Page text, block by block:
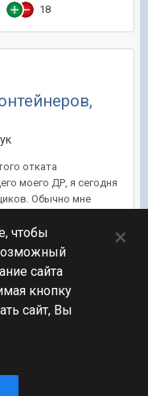
18
отката
моего ДР, я сегодня
Обычно мне
один чудом 7-
чтобы
сайта
кнопку
сайт, Вы
×